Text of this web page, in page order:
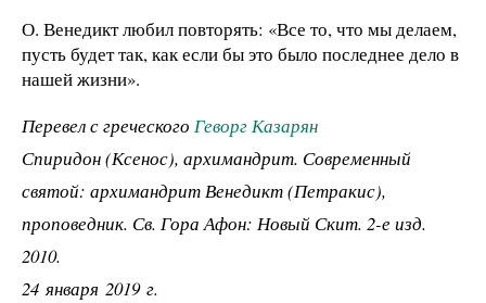
О. Венедикт любил повторять: «Все то, что мы делаем,
пусть будет так, как если бы это было последнее дело в
нашей жизни».
Перевел с греческого Геворг Казарян
Спиридон (Ксенос), архимандрит. Современный
святой: архимандрит Венедикт (Петракис),
проповедник. Св. Гора Афон: Новый Скит. 2-е изд.
2010.
24 января 2019 г.